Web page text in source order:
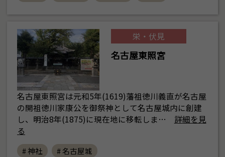
栄・伏見
名古屋東照宮
名古屋東照宮は元和5年(1619)藩祖徳川義直が名古屋
の開祖徳川家康公を御祭神として名古屋城内に創建
し、明治8年(1875)に現在地に移転しま…
詳細を見
る
# 神社 # 名古屋城